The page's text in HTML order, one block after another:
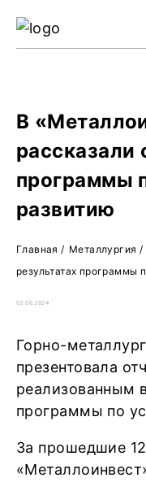
В
рассказали
программы
развитию
Главная / Металлургия /
результатах программы
03.06.2024
Горно-
презентовала
реализованным
программы по
За прошедшие